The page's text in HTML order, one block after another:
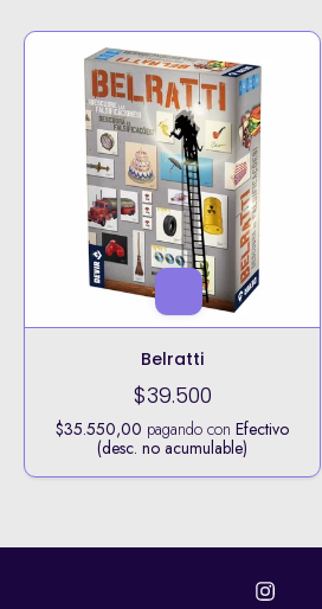
Belratti
$39.500
$35.550,00 pagando conEfectivo
(desc. no acumulable)